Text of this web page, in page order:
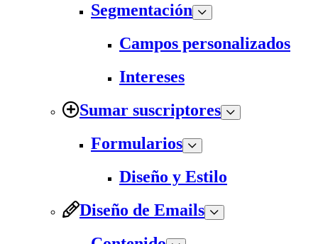
Segmentación
Campos personalizados
Intereses
Sumar suscriptores
Formularios
Diseño y Estilo
Diseño de Emails